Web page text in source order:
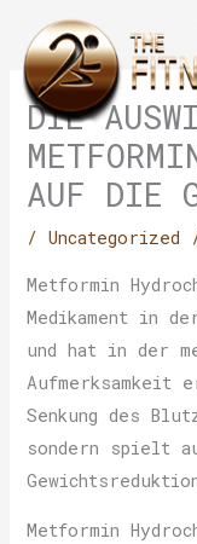
content
DIE
AUF DIE
/Uncategorized
Metformin
Medikament in
und hat in der
Senkung des
sondern spielt
Metformin